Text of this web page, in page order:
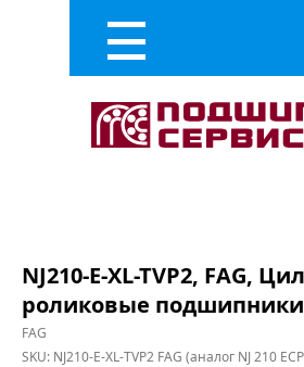
NJ210-E-XL-TVP2, FAG,
роликовые подшипники
FAG
SKU: NJ210-E-XL-TVP2 FAG (аналог NJ 210